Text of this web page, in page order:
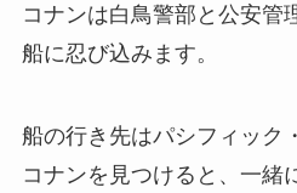
コナンは白鳥警部と公安管
船に忍び込みます。
船の行き先はパシフィック
コナンを見つけると、一緒